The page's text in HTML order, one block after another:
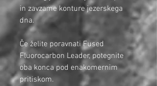
in zavzame konture jezerskega
dna.
Če želite poravnati Fused
Fluorocarbon Leader, potegnite
oba konca pod enakomernim
pritiskom.